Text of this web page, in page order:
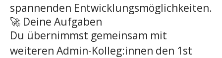
spannenden Entwicklungsmöglichkeiten.
🚀 Deine Aufgaben
Du übernimmst gemeinsam mit
weiteren Admin-Kolleg:innen den 1st